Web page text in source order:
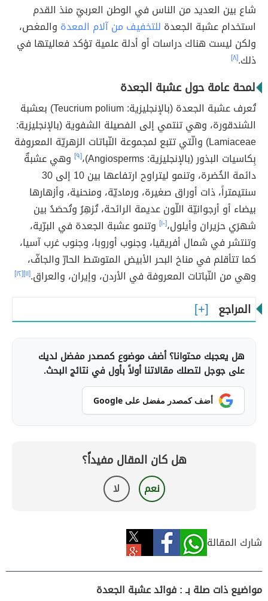
شاع بين العديد من الناس في الوطن العربيّ منذ القدم
استخدام عشبة الجعدة للتخفيف من آلام المعدة والمغص،
ولكن ليست هناك دراسات أو أدلة علمية تؤكد فعاليتها في
ذلك.[٨]
لمحة عامة حول عشبة الجعدة
تُعرف عشبة الجعدة (بالإنجليزية: Teucrium polium) بعشبة
الشندقورة، وهي تنتمي إلى الفصيلة الشفوية (بالإنجليزية:
Lamiaceae) والّتي تتبع لمجموعة النّباتات الزهريّة المعروفة
بِكاسيات البذور (بالإنجليزية: Angiosperms)،
[٩]
وهي عشبةٌ
دائمة الخُضرة، وتنمو ليتراوح ارتفاعها بين 10 إلى 30
سنتيمتراً، ذات أوراق صغيرة، ورماديّة، ومنحنية، وأزهارها
بيضاء أو أرجوانيّة اللّون عديمة الرائحة، تُزهِرُ وتُحصَدُ بين
شهرَي حزيران وأيلول،[١٠]
وتنمو عشبة الجعدة في البرّية،
وتنتشر في شمال أفريقيا، وجنوب أوروبا، وجنوب غرب آسيا،
كما تتأقلم في مناخ البحر الأبيض المتوسّط الحارّ والجافّ،
وهي من النّباتات المعروفة في الأردن، وإيران، والعراق.[١١] [١٢]
المراجع
هل يعجبك محتوانا؟ أضف موضوع كمصدر مفضل لديك
على جوجل لتصلك مقالاتنا أولاً بأول في نتائج البحث.
أضف كمصدر مفضل على Google
هل كان المقال مفيداً؟
نعم لا
شارك المقالة
مواضيع ذات صلة بـ : فوائد عشبة الجعدة